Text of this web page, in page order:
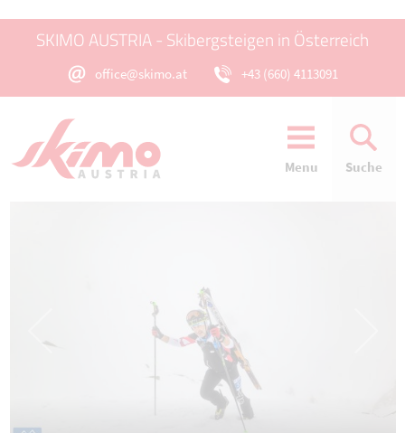
SKIMO AUSTRIA - Skibergsteigen in Österreich
office@skimo.at +43 (660) 4113091
Menu Suche